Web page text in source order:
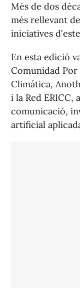
Més de dos
més rellevant
iniciatives
En esta edició
Comunidad Por
Climática,
i la Red ERICC,
comunicació,
artificial